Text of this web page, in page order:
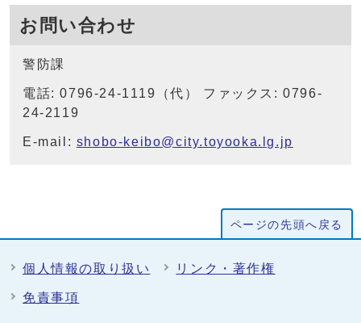
お問い合わせ
警防課
電話: 0796-24-1119（代） ファックス: 0796-
24-2119
E-mail: shobo-keibo@city.toyooka.lg.jp
ページの先頭へ戻る
個人情報の取り扱い リンク・著作権
免責事項